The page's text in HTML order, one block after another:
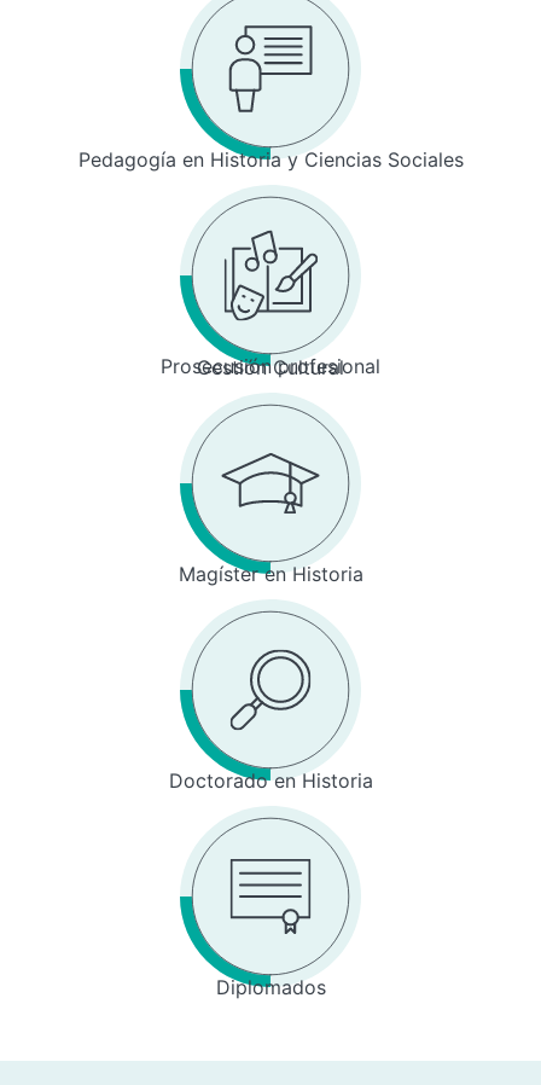
Pedagogía en Historia y Ciencias Sociales
Prosecusión profesional
Gestión Cultural
Magíster en Historia
Doctorado en Historia
Diplomados